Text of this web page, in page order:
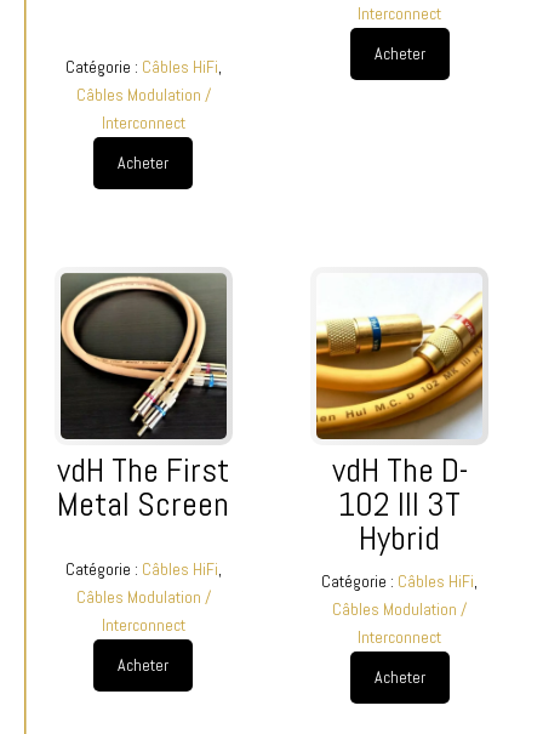
Catégorie : Câbles HiFi,
Câbles Modulation /
Interconnect
Acheter
Interconnect
Acheter
vdH The First
Metal Screen
Catégorie : Câbles HiFi,
Câbles Modulation /
Interconnect
Acheter
vdH The D-
102 III 3T
Hybrid
Catégorie : Câbles HiFi,
Câbles Modulation /
Interconnect
Acheter